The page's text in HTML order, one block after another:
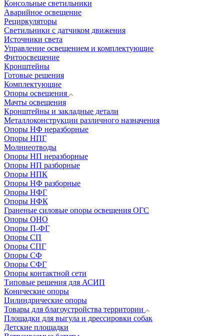
Консольные светильники
Аварийное освещение
Рециркуляторы
Светильники с датчиком движения
Источники света
Управление освещением и комплектующие
Фитоосвещение
Кронштейны
Готовые решения
Комплектующие
Опоры освещения
Мачты освещения
Кронштейны и закладные детали
Металлоконструкции различного назначения
Опоры НФ неразборные
Опоры НПГ
Молниеотводы
Опоры НП неразборные
Опоры НП разборные
Опоры НПК
Опоры НФ разборные
Опоры НФГ
Опоры НФК
Граненые силовые опоры освещения ОГС
Опоры ОНО
Опоры П-ФГ
Опоры СП
Опоры СПГ
Опоры СФ
Опоры СФГ
Опоры контактной сети
Типовые решения для АСИП
Конические опоры
Цилиндрические опоры
Товары для благоустройства территории
Площадки для выгула и дрессировки собак
Детские площадки